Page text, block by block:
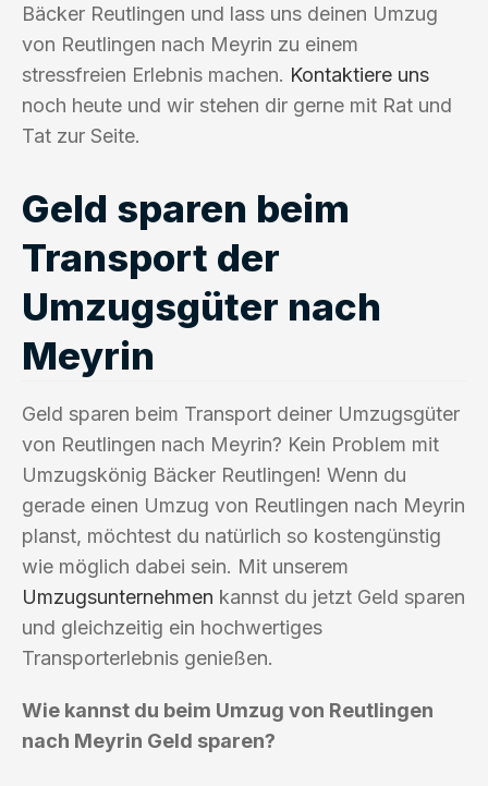
Bäcker Reutlingen und lass uns deinen Umzug
von Reutlingen nach Meyrin zu einem
stressfreien Erlebnis machen. Kontaktiere uns
noch heute und wir stehen dir gerne mit Rat und
Tat zur Seite.
Geld sparen beim
Transport der
Umzugsgüter nach
Meyrin
Geld sparen beim Transport deiner Umzugsgüter
von Reutlingen nach Meyrin? Kein Problem mit
Umzugskönig Bäcker Reutlingen! Wenn du
gerade einen Umzug von Reutlingen nach Meyrin
planst, möchtest du natürlich so kostengünstig
wie möglich dabei sein. Mit unserem
Umzugsunternehmen kannst du jetzt Geld sparen
und gleichzeitig ein hochwertiges
Transporterlebnis genießen.
Wie kannst du beim Umzug von Reutlingen
nach Meyrin Geld sparen?